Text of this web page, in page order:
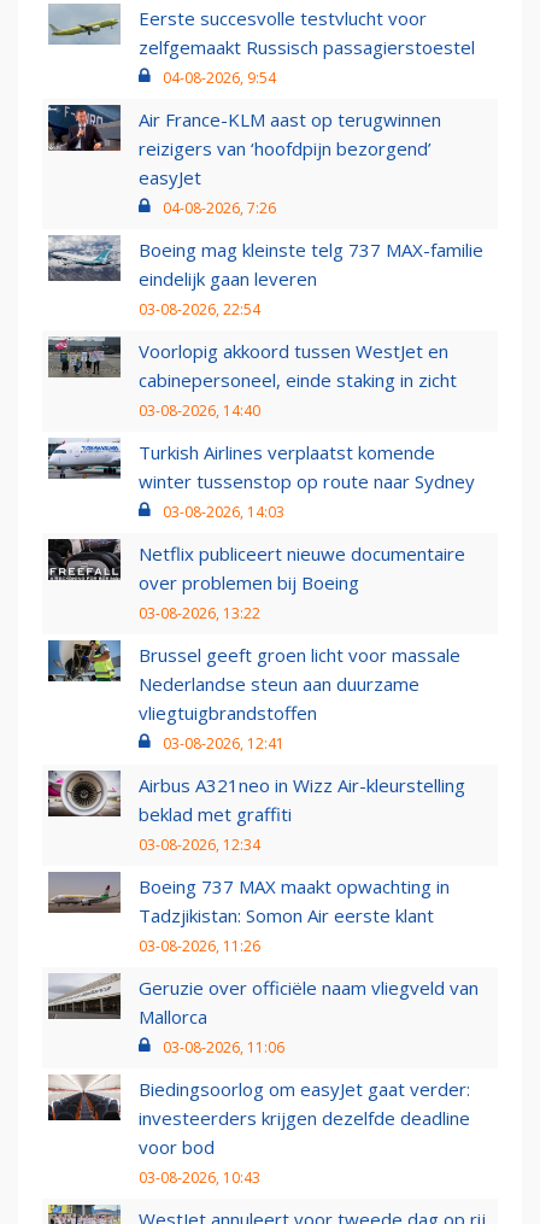
Eerste succesvolle testvlucht voor
zelfgemaakt Russisch passagierstoestel
04-08-2026, 9:54
Air France-KLM aast op terugwinnen
reizigers van ‘hoofdpijn bezorgend’
easyJet
04-08-2026, 7:26
Boeing mag kleinste telg 737 MAX-familie
eindelijk gaan leveren
03-08-2026, 22:54
Voorlopig akkoord tussen WestJet en
cabinepersoneel, einde staking in zicht
03-08-2026, 14:40
Turkish Airlines verplaatst komende
winter tussenstop op route naar Sydney
03-08-2026, 14:03
Netflix publiceert nieuwe documentaire
over problemen bij Boeing
03-08-2026, 13:22
Brussel geeft groen licht voor massale
Nederlandse steun aan duurzame
vliegtuigbrandstoffen
03-08-2026, 12:41
Airbus A321neo in Wizz Air-kleurstelling
beklad met graffiti
03-08-2026, 12:34
Boeing 737 MAX maakt opwachting in
Tadzjikistan: Somon Air eerste klant
03-08-2026, 11:26
Geruzie over officiële naam vliegveld van
Mallorca
03-08-2026, 11:06
Biedingsoorlog om easyJet gaat verder:
investeerders krijgen dezelfde deadline
voor bod
03-08-2026, 10:43